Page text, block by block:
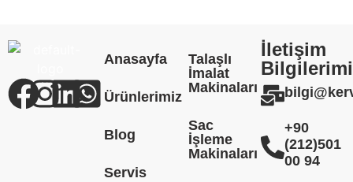
Anasayfa
Ürünlerimiz
Blog
Servis
Talaşlı
İmalat
Makinaları
Sac
İşleme
Makinaları
İletişim
+90
(212)501
00 94